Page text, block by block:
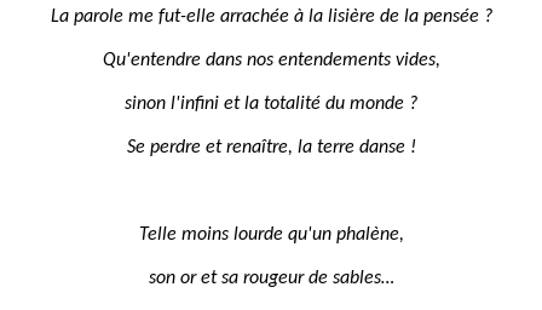
La parole me fut-elle arrachée à la lisière de la pensée ?
Qu'entendre dans nos entendements vides,
sinon l'infini et la totalité du monde ?
Se perdre et renaître, la terre danse !
Telle moins lourde qu'un phalène,
son or et sa rougeur de sables…